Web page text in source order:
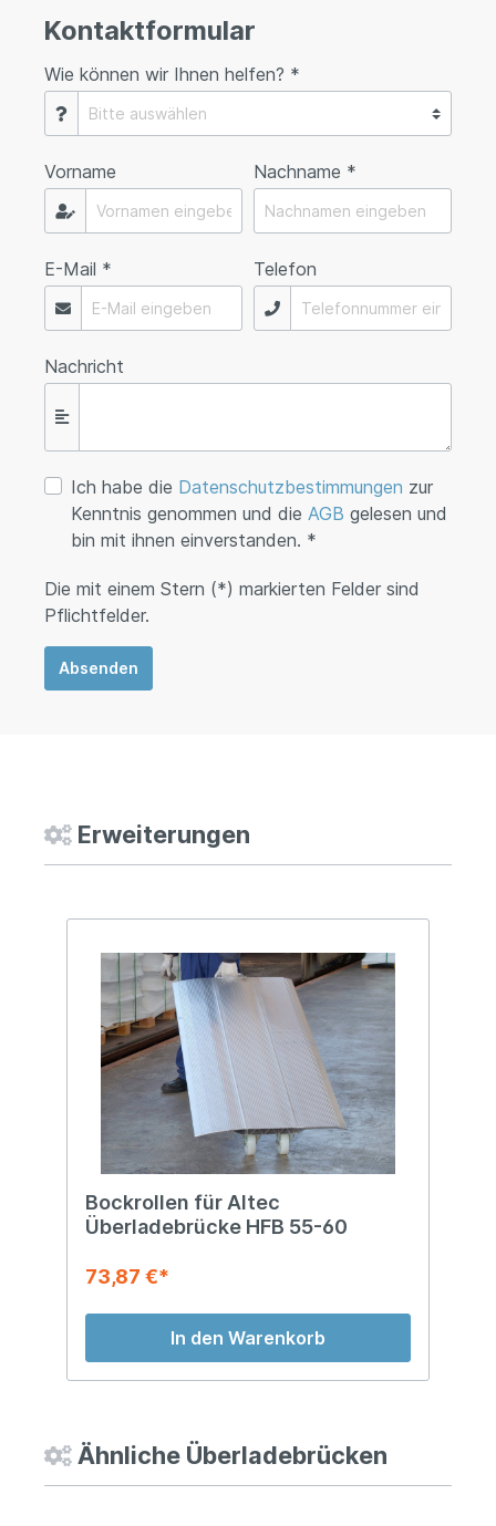
Kontaktformular
Wie können wir Ihnen helfen? *
Vorname Nachname *
E-Mail * Telefon
Nachricht
Ich habe die Datenschutzbestimmungen zur
Kenntnis genommen und die AGB gelesen und
bin mit ihnen einverstanden. *
Die mit einem Stern (*) markierten Felder sind
Pflichtfelder.
Absenden
Erweiterungen
Bockrollen für Altec
Überladebrücke HFB 55-60
73,87 €*
In den Warenkorb
Ähnliche Überladebrücken